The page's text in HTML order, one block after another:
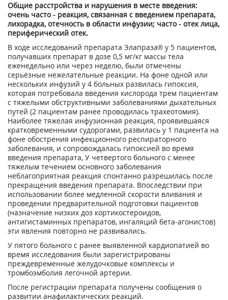
Общие расстройства и нарушения в месте введения:
очень часто - реакция, связанная с введением препарата,
лихорадка, отечность в области инфузии; часто - отек лица,
периферический отек.
В ходе исследований препарата Элапраза® у 5 пациентов,
получавших препарат в дозе 0,5 мг/кг массы тела
еженедельно или через неделю, были отмечены
серьёзные нежелательные реакции. На фоне одной или
нескольких инфузий у 4 больных развилась гипоксия,
которая потребовала введения кислорода трем пациентам
с тяжелыми обструктивными заболеваниями дыхательных
путей (2 пациентам ранее проводилась трахеотомия).
Наиболее тяжелая инфузионная реакция, проявившаяся
кратковременными судорогами, развилась у 1 пациента на
фоне обострения инфекционного респираторного
заболевания, и сопровождалась гипоксией во время
введения препарата, У четвертого больного с менее
тяжелым течением основного заболевания
неблагоприятная реакция спонтанно разрешилась после
прекращения введения препарата. Впоследствии при
использовании более медленной скорости вливания и
проведении предварительной подготовки пациентов
(назначение низких доз кортикостероидов,
антигистаминных препаратов, ингаляций бета-агонистов)
эти явления повторно не развивались.
У пятого больного с ранее выявленной кардиопатией во
время исследования были зарегистрированы
преждевременные желудочковые комплексы и
тромбоэмболия легочной артерии.
После регистрации препарата получены сообщения о
развитии анафилактических реакций.